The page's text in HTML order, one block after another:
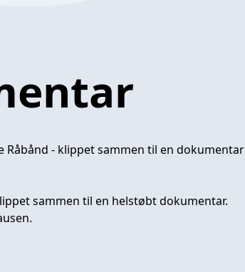
- klippet sammen til en dokumentar
sammen til en helstøbt dokumentar.